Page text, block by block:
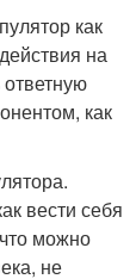
как
на
как
вести себя
можно
не